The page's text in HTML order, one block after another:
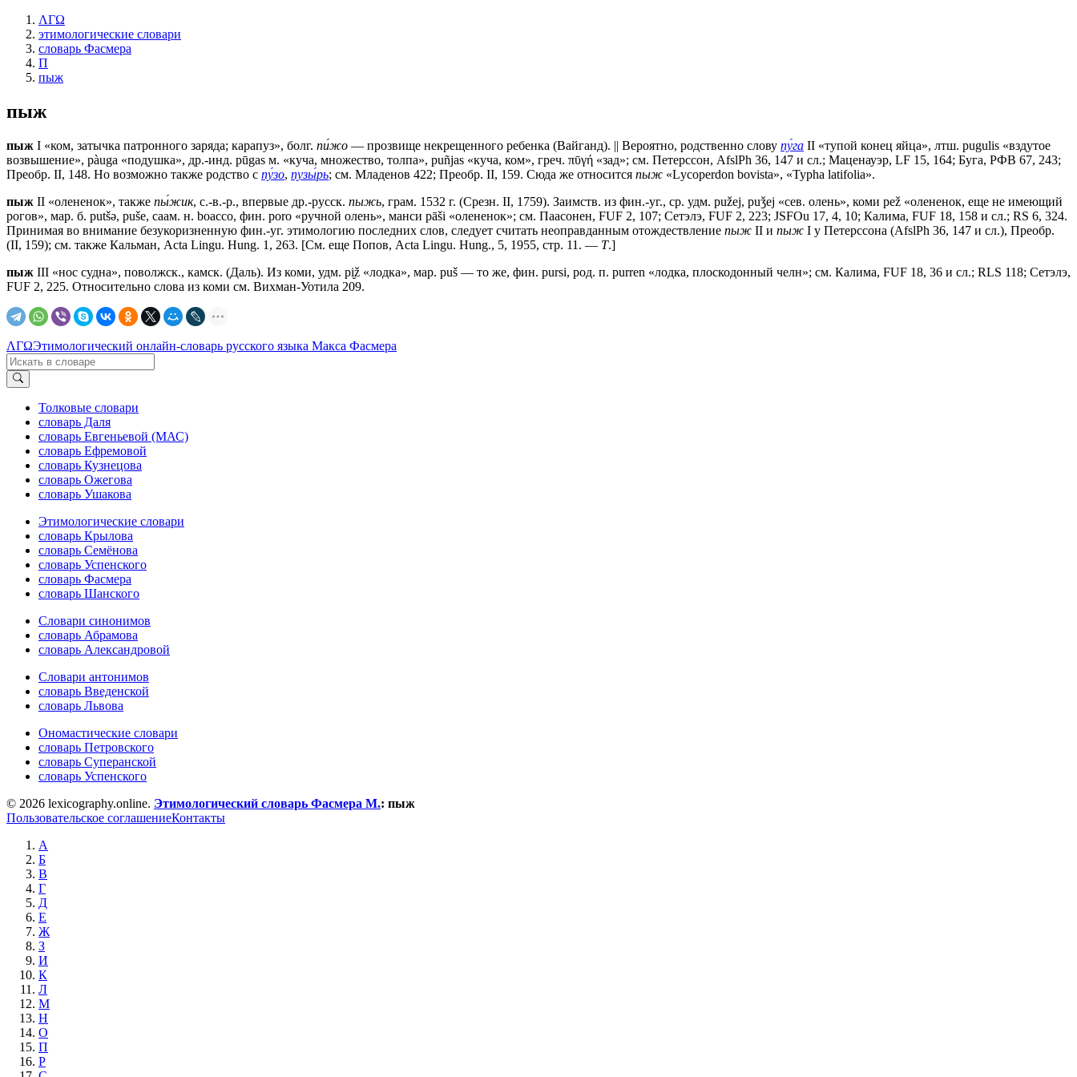
ΛΓΩ
этимологические словари
словарь Фасмера
П
пыж
пыж
пыж I «ком, затычка патронного заряда; карапуз», болг. пи́жо — прозвище некрещенного ребенка (Вайганд). || Вероятно, родственно слову пу́га II «тупой конец яйца», лтш. pugulis «вздутое
возвышение», pàuga «подушка», др.-инд. рūgаs м. «куча, множество, толпа», puñjas «куча, ком», греч. πῡγή «зад»; см. Петерссон, AfslPh 36, 147 и сл.; Маценауэр, LF 15, 164; Буга, РФВ 67, 243;
Преобр. II, 148. Но возможно также родство с пу́зо, пузы́рь; см. Младенов 422; Преобр. II, 159. Сюда же относится пыж «Lусореrdоn bovista», «Турhа latifolia».
пыж II «олененок», также пы́жик, с.-в.-р., впервые др.-русск. пыжь, грам. 1532 г. (Срезн. II, 1759). Заимств. из фин.-уг., ср. удм. рužеj, рuǯеj «сев. олень», коми реž «олененок, еще не имеющий
рогов», мар. б. putšǝ, рušе, саам. н. bоассо, фин. роrо «ручной олень», манси рāši «олененок»; см. Паасонен, FUF 2, 107; Сетэлэ, FUF 2, 223; JSFOu 17, 4, 10; Калима, FUF 18, 158 и сл.; RS 6, 324.
Принимая во внимание безукоризненную фин.-уг. этимологию последних слов, следует считать неоправданным отождествление пыж II и пыж I у Петерссона (AfslPh 36, 147 и сл.), Преобр.
(II, 159); см. также Кальман, Асtа Lingu. Hung. 1, 263. [См. еще Попов, Асtа Lingu. Hung., 5, 1955, стр. 11. — Т.]
пыж III «нос судна», поволжск., камск. (Даль). Из коми, удм. рi̮ž «лодка», мар. рuš — то же, фин. pursi, род. п. purren «лодка, плоскодонный челн»; см. Калима, FUF 18, 36 и сл.; RLS 118; Сетэлэ,
FUF 2, 225. Относительно слова из коми см. Вихман-Уотила 209.
ΛΓΩЭтимологический онлайн-словарь русского языка Макса Фасмера
Толковые словари
словарь Даля
словарь Евгеньевой (МАС)
словарь Ефремовой
словарь Кузнецова
словарь Ожегова
словарь Ушакова
Этимологические словари
словарь Крылова
словарь Семёнова
словарь Успенского
словарь Фасмера
словарь Шанского
Словари синонимов
словарь Абрамова
словарь Александровой
Словари антонимов
словарь Введенской
словарь Львова
Ономастические словари
словарь Петровского
словарь Суперанской
словарь Успенского
© 2026 lexicography.online. Этимологический словарь Фасмера М.: пыж
Пользовательское соглашениеКонтакты
А
Б
В
Г
Д
Е
Ж
З
И
К
Л
М
Н
О
П
Р